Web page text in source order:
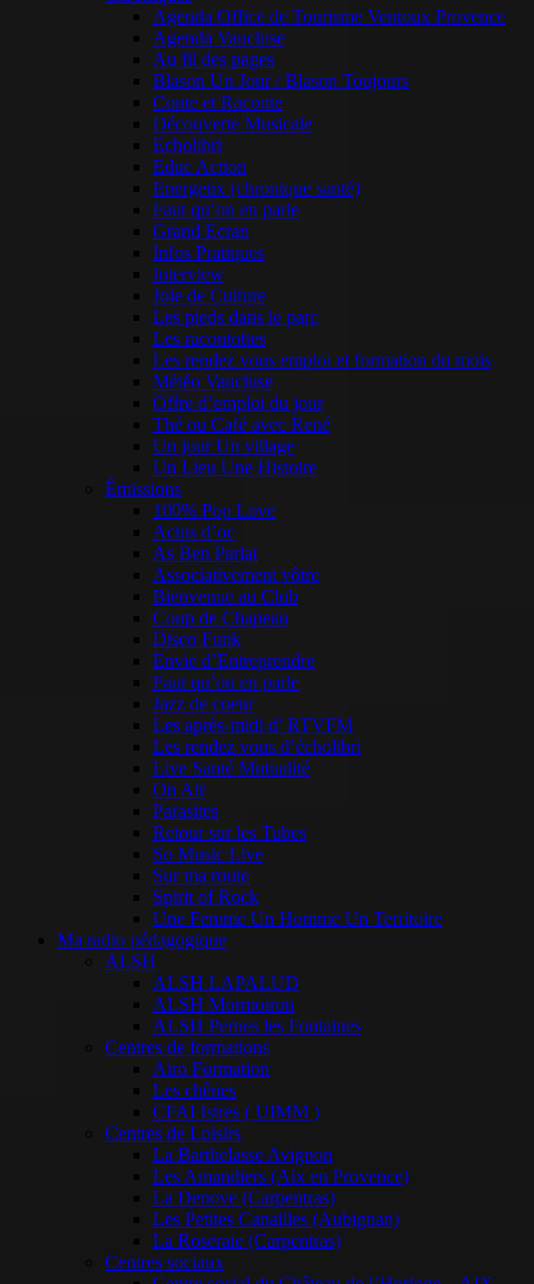
Agenda Office de Tourisme Ventoux Provence
Agenda Vaucluse
Au fil des pages
Blason Un Jour / Blason Toujours
Conte et Raconte
Découverte Musicale
Echolibri
Educ Action
Energetix (chronique santé)
Faut qu’on en parle
Grand Ecran
Infos Pratiques
Interview
Joie de Culture
Les pieds dans le parc
Les racontottes
Les rendez vous emploi et formation du mois
Météo Vaucluse
Offre d’emploi du jour
Thé ou Café avec René
Un jour Un village
Un Lieu Une Histoire
Émissions
100% Pop Love
Actus d’oc
As Ben Parlat
Associativement vôtre
Bienvenue au Club
Coup de Chapeau
Disco Funk
Envie d’Entreprendre
Faut qu’on en parle
Jazz de coeur
Les après-midi d’ RTVFM
Les rendez vous d’écholibri
Live Santé Mutualité
On Air
Parasites
Retour sur les Tubes
So Music Live
Sur ma route
Spirit of Rock
Une Femme Un Homme Un Territoire
Ma radio pédagogique
ALSH
ALSH LAPALUD
ALSH Mormoiron
ALSH Pernes les Fontaines
Centres de formations
Airo Formation
Les chênes
CFAI Istres ( UIMM )
Centres de Loisirs
La Barthelasse Avignon
Les Amandiers (Aix en Provence)
La Denove (Carpentras)
Les Petites Canailles (Aubignan)
La Roseraie (Carpentras)
Centres sociaux